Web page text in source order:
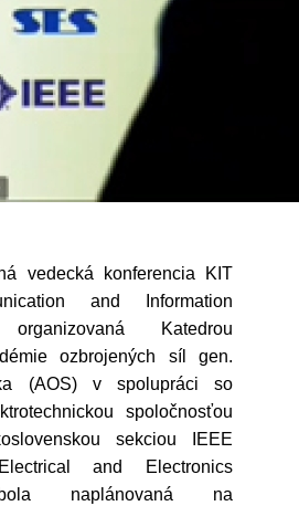
vedecká konferencia KIT
and Information
organizovaná Katedrou
ozbrojených síl gen.
(AOS) v spolupráci so
spoločnosťou
sekciou IEEE
and Electronics
naplánovaná na